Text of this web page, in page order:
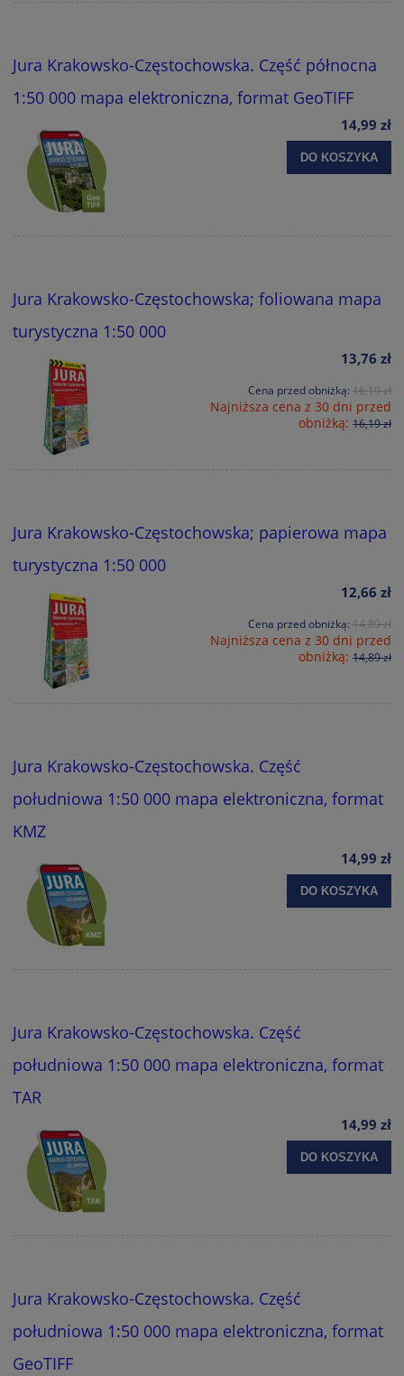
Jura Krakowsko-Częstochowska. Część północna
1:50 000 mapa elektroniczna, format GeoTIFF
14,99 zł
DO KOSZYKA
Jura Krakowsko-Częstochowska; foliowana mapa
turystyczna 1:50 000
13,76 zł
Cena przed obniżką: 16,19 zł
Najniższa cena z 30 dni przed
obniżką: 16,19 zł
Jura Krakowsko-Częstochowska; papierowa mapa
turystyczna 1:50 000
12,66 zł
Cena przed obniżką: 14,89 zł
Najniższa cena z 30 dni przed
obniżką: 14,89 zł
Jura Krakowsko-Częstochowska. Część
południowa 1:50 000 mapa elektroniczna, format
KMZ
14,99 zł
DO KOSZYKA
Jura Krakowsko-Częstochowska. Część
południowa 1:50 000 mapa elektroniczna, format
TAR
14,99 zł
DO KOSZYKA
Jura Krakowsko-Częstochowska. Część
południowa 1:50 000 mapa elektroniczna, format
GeoTIFF